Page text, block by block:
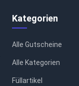
Kategorien
Alle Gutscheine
Alle Kategorien
Füllartikel